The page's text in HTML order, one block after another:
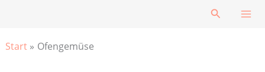
Suchen
Start Ofengemüse